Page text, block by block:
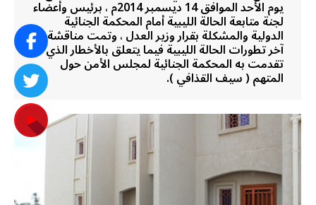
يوم الأحد الموافق 14 ديسمبر 2014م ، برئيس وأعضاء
لجنة متابعة الحالة الليبية أمام المحكمة الجنائية
الدولية والمشكلة بقرار وزير العدل ، وتمت مناقشة
آخر تطورات الحالة الليبية فيما يتعلق بالأخطار الذي
تقدمت به المحكمة الجنائية لمجلس الأمن حول
المتهم ( سيف القذافي ).